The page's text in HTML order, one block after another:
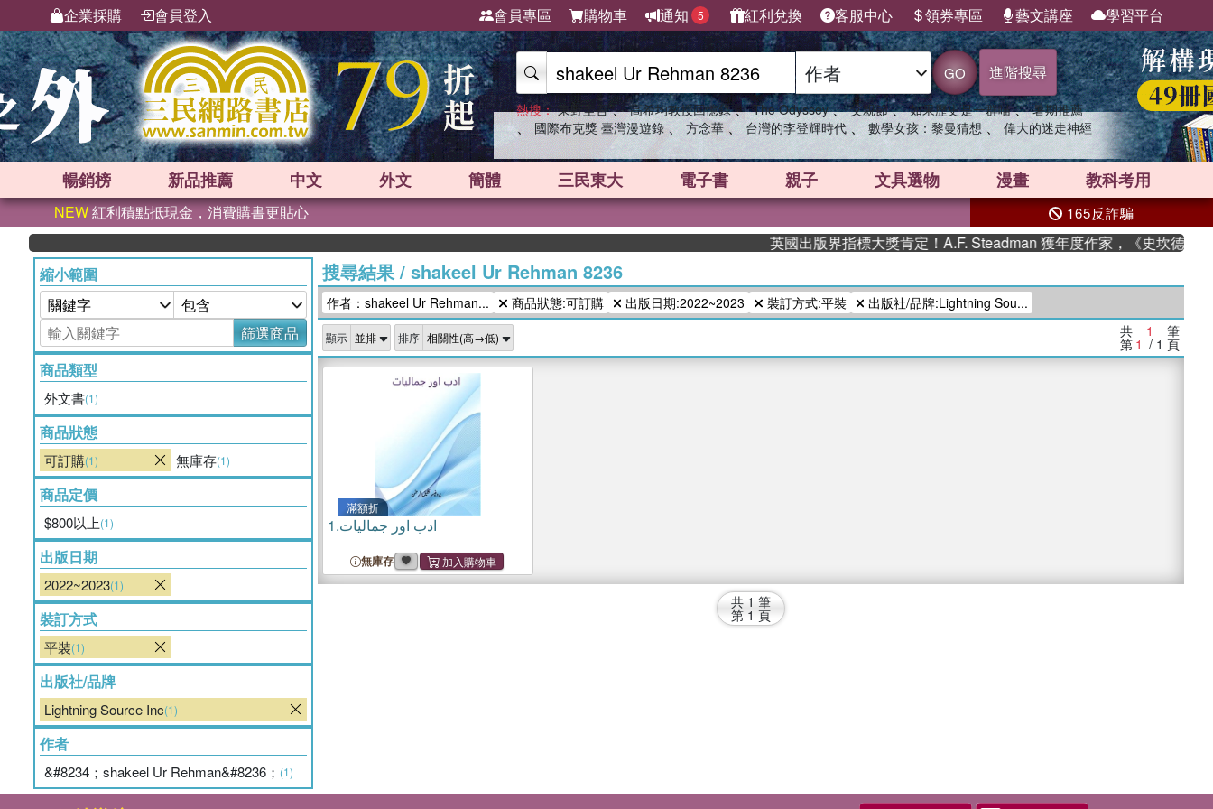
企業採購 會員登入 會員專區 購物車 通知 5 紅利兌換 客服中心 領券專區 藝文講座 學習平台
GO 進階搜尋
熱搜： 東野圭吾 、 高希均教授回憶錄 、 The Odyssey 、 父親節 、 如果歷史是一群喵 、 暑期推薦
、 國際布克獎 臺灣漫遊錄 、 方念華 、 台灣的李登輝時代 、 數學女孩：黎曼猜想 、 偉大的迷走神經
暢銷榜 新品推薦 中文 外文 簡體 三民東大 電子書 親子 文具選物 漫畫 教科考用
NEW紅利積點抵現金，消費購書更貼心 165反詐騙
英國出版界指標大獎肯定！A.F. Steadman 獲年度作家，《史坎德》系
縮小範圍
篩選商品
商品類型
外文書(1)
商品狀態
可訂購(1) 無庫存(1)
商品定價
$800以上(1)
出版日期
2022~2023(1)
裝訂方式
平裝(1)
出版社/品牌
Lightning Source Inc(1)
作者
&#8234；shakeel Ur Rehman&#8236； (1)
搜尋結果/ shakeel Ur Rehman 8236
作者：shakeel Ur Rehman... 商品狀態:可訂購 出版日期:2022~2023 裝訂方式:平裝 出版社/品牌:Lightning Sou...
顯示 排序 共 1 筆
第 1 / 1 頁
滿額折
1.ادب اور جمالیات
無庫存
共 1 筆
第 1 頁